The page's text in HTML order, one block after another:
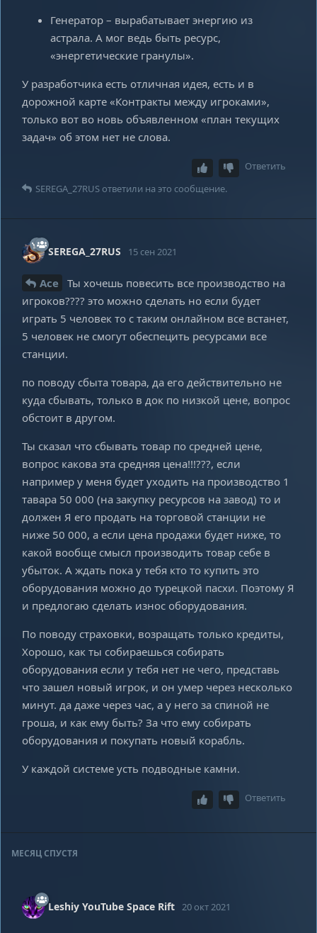
Генератор – вырабатывает энергию из
астрала. А мог ведь быть ресурс,
«энергетические гранулы».
У разработчика есть отличная идея, есть и в
дорожной карте «Контракты между игроками»,
только вот во новь объявленном «план текущих
задач» об этом нет не слова.
Ответить
SEREGA_27RUS ответили на это сообщение.
SEREGA_27RUS 15 сен 2021
Ace
Ты хочешь повесить все производство на
игроков???? это можно сделать но если будет
играть 5 человек то с таким онлайном все встанет,
5 человек не смогут обеспецить ресурсами все
станции.
по поводу сбыта товара, да его действительно не
куда сбывать, только в док по низкой цене, вопрос
обстоит в другом.
Ты сказал что сбывать товар по средней цене,
вопрос какова эта средняя цена!!!???, если
например у меня будет уходить на производство 1
тавара 50 000 (на закупку ресурсов на завод) то и
должен Я его продать на торговой станции не
ниже 50 000, а если цена продажи будет ниже, то
какой вообще смысл производить товар себе в
убыток. А ждать пока у тебя кто то купить это
оборудования можно до турецкой пасхи. Поэтому Я
и предлогаю сделать износ оборудования.
По поводу страховки, возращать только кредиты,
Хорошо, как ты собираешься собирать
оборудования если у тебя нет не чего, представь
что зашел новый игрок, и он умер через несколько
минут. да даже через час, а у него за спиной не
гроша, и как ему быть? За что ему собирать
оборудования и покупать новый корабль.
У каждой системе усть подводные камни.
Ответить
МЕСЯЦ СПУСТЯ
Leshiy YouTube Space Rift 20 окт 2021